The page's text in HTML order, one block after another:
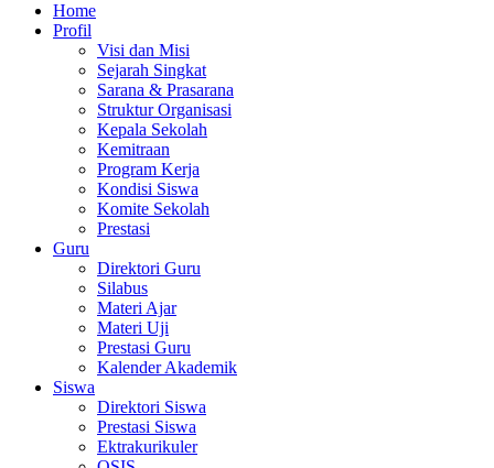
Home
Profil
Visi dan Misi
Sejarah Singkat
Sarana & Prasarana
Struktur Organisasi
Kepala Sekolah
Kemitraan
Program Kerja
Kondisi Siswa
Komite Sekolah
Prestasi
Guru
Direktori Guru
Silabus
Materi Ajar
Materi Uji
Prestasi Guru
Kalender Akademik
Siswa
Direktori Siswa
Prestasi Siswa
Ektrakurikuler